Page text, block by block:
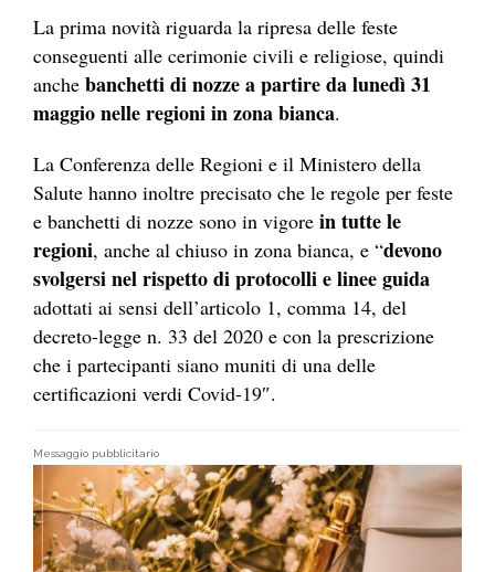
La prima novità riguarda la ripresa delle feste
conseguenti alle cerimonie civili e religiose, quindi
anche banchetti di nozze a partire da lunedì 31
maggio nelle regioni in zona bianca.
La Conferenza delle Regioni e il Ministero della
Salute hanno inoltre precisato che le regole per feste
e banchetti di nozze sono in vigore in tutte le
regioni, anche al chiuso in zona bianca, e “devono
svolgersi nel rispetto di protocolli e linee guida
adottati ai sensi dell’articolo 1, comma 14, del
decreto-legge n. 33 del 2020 e con la prescrizione
che i partecipanti siano muniti di una delle
certificazioni verdi Covid-19″.
Messaggio pubblicitario